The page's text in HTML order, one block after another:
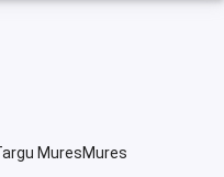
MuresMures